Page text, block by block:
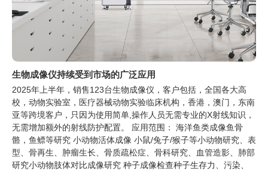
生物成像仪持续受到市场的广泛应用
2025年上半年，销售123台生物成像仪，客户包括，全国各大高
校，动物实验室，医疗器械动物实验临床机构，香港，澳门，东南
亚等跨境客户，只因为使用简单,操作人员无需专业的X射线知识，
无需增加额外的射线防护配置。 应用范围： 海洋鱼类成像鱼骨
骼，鱼鳔等研究 小动物活体成像 小鼠/兔子/猴子等小动物研究、表
型、骨再生、肿瘤生长、骨质疏松症、骨科研究、血管造影、肺部
研究小动物肢体对比成像研究 种子成像检查种子生存力、污染、